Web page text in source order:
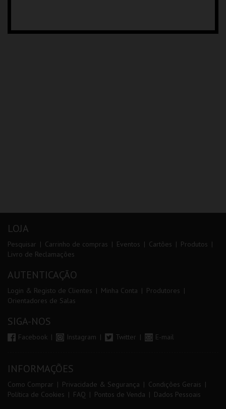
LOJA
Pesquisar Carrinho de compras Eventos Cartões
Produtos
Livro de Reclamações
AUTENTICAÇÃO
Login & Registo de Clientes Minha Conta
Produtores
Orientadores de Salas
SIGA-NOS
Facebook Instagram Twitter E-mail
INFORMAÇÕES
Como Comprar Privacidade & Segurança
Condições Gerais
Política de Cookies
FAQ Pontos de Venda Dados Pessoais